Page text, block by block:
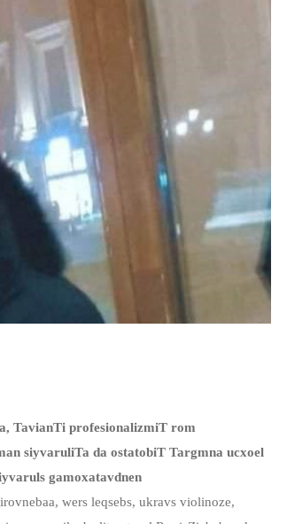
TavianTi profesionalizmiT rom
siyvaruliTa da ostatobiT Targmna ucxoel
gamoxatavdnen
wers leqsebs, ukravs violinoze,